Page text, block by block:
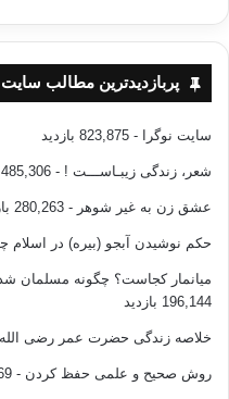
پربازدیدترین مطالب سایت
سایت نوگرا - 823,875 بازدید
شعر، زندگی زیبـاســـت ! - 485,306 بازدید
عشق زن به غیر شوهر - 280,263 بازدید
حکم نوشیدن آبجو (بیره) در
میانمار کجاست؟ چگونه مسلمان
196,144 بازدید
خلاصه زندگی حضرت عمر رضی الله
روش صحیح و علمی حفظ کردن - 180,569 بازدید